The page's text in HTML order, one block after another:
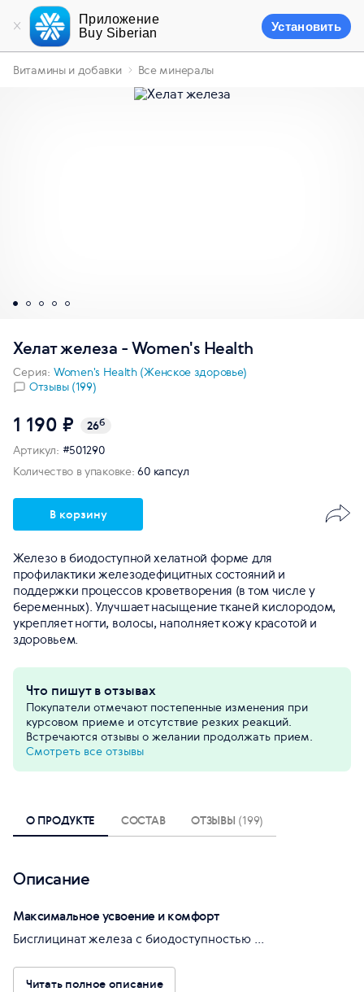
Приложение
Buy Siberian
Установить
Витамины и добавки Все минералы
Хелат железа - Women's Health
Серия: Women's Health (Женское здоровье)
Отзывы (199)
Железо в биодоступной хелатной форме для
профилактики железодефицитных состояний и
поддержки процессов кроветворения (в том числе у
беременных). Улучшает насыщение тканей кислородом,
укрепляет ногти, волосы, наполняет кожу красотой и
здоровьем.
1 190 ₽ 26б
Артикул: #501290
Количество в упаковке: 60 капсул
В корзину
Что пишут в отзывах
Покупатели отмечают постепенные изменения при
курсовом приеме и отсутствие резких реакций.
Встречаются отзывы о желании продолжать прием.
Смотреть все отзывы
О ПРОДУКТЕ СОСТАВ ОТЗЫВЫ (199)
Описание
Максимальное усвоение и комфорт
Бисглицинат железа с биодоступностью ...
Читать полное описание